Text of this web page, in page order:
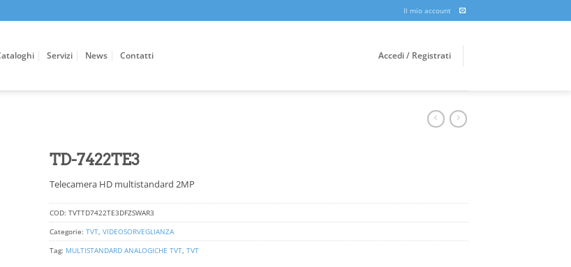
Il mio account
Servizi News Contatti Accedi / Registrati
TD-7422TE3
Telecamera HD multistandard 2MP
COD: TVTTD7422TE3DFZSWAR3
Categorie: TVT VIDEOSORVEGLIANZA
Tag: MULTISTANDARD ANALOGICHE TVT TVT